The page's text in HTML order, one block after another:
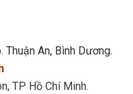
Thuận An, Bình Dương.
TP Hồ Chí Minh.